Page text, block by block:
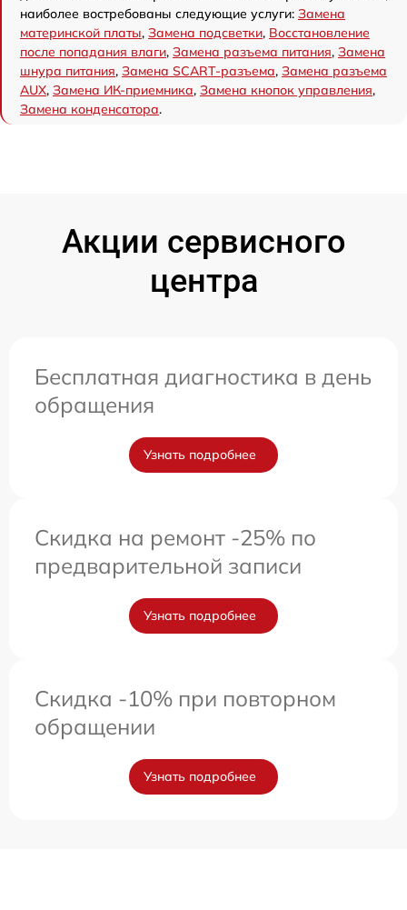
наиболее востребованы следующие услуги: Замена
материнской платы, Замена подсветки, Восстановление
после попадания влаги, Замена разъема питания, Замена
шнура питания, Замена SCART-разъема, Замена разъема
AUX, Замена ИК-приемника, Замена кнопок управления,
Замена конденсатора.
Акции сервисного
центра
Бесплатная диагностика в день
обращения
Узнать подробнее
Скидка на ремонт -25% по
предварительной записи
Узнать подробнее
Скидка -10% при повторном
обращении
Узнать подробнее